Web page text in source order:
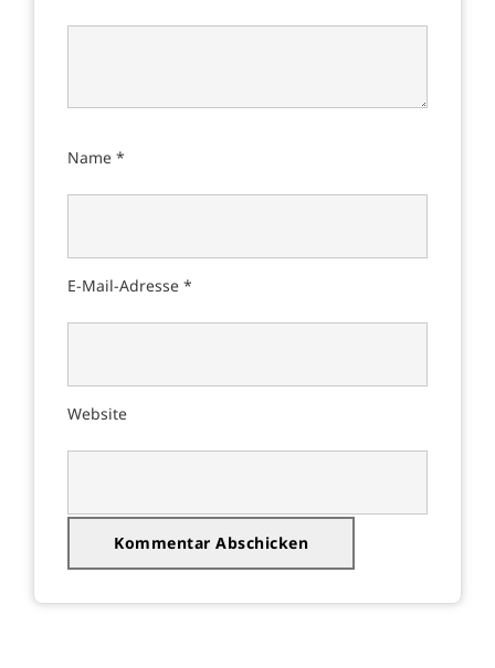
Name *
E-Mail-Adresse *
Website